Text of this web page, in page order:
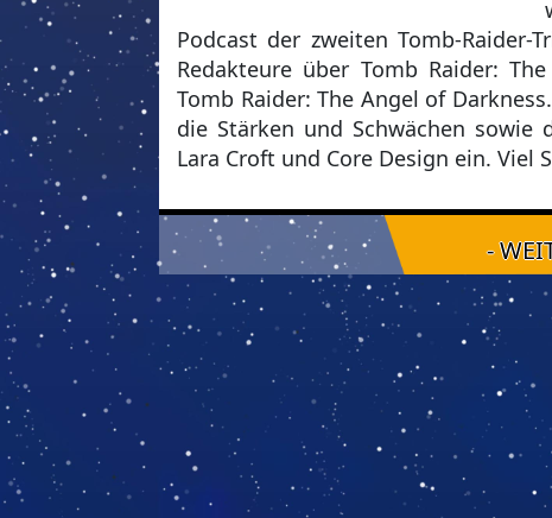
Podcast der zweiten Tomb-Raider-
Redakteure über Tomb Raider:
Tomb Raider: The Angel of
die Stärken und Schwächen sowie
Lara Croft und Core Design ein. Viel
-